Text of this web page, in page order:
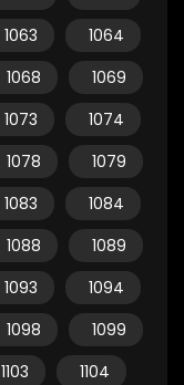
1063
1064
1068
1069
1073
1074
1078
1079
1083
1084
1088
1089
1093
1094
1098
1099
1103
1104